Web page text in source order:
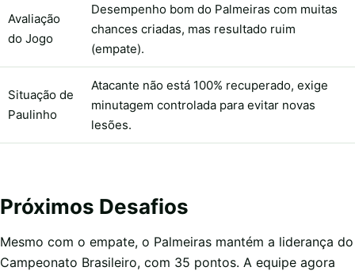
Avaliação
do Jogo
Desempenho bom do Palmeiras com muitas
chances criadas, mas resultado ruim
(empate).
Situação de
Paulinho
Atacante não está 100% recuperado, exige
minutagem controlada para evitar novas
lesões.
Próximos Desafios
Mesmo com o empate, o Palmeiras mantém a liderança do
Campeonato Brasileiro, com 35 pontos. A equipe agora